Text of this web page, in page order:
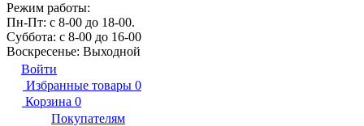
Режим работы:
Пн-Пт: с 8-00 до 18-00.
Суббота: с 8-00 до 16-00
Воскресенье: Выходной
Войти
Избранные товары 0
Корзина 0
Покупателям